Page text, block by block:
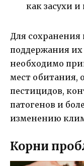
как засухи
Для сохранения
поддержания их
необходимо
мест обитания,
пестицидов,
патогенов и
изменению
Корни